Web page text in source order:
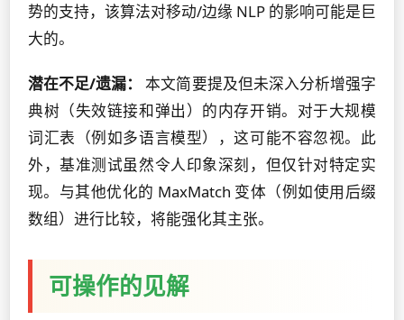
势的支持，该算法对移动/边缘 NLP 的影响可能是巨
大的。
潜在不足/遗漏：
本文简要提及但未深入分析增强字
典树（失效链接和弹出）的内存开销。对于大规模
词汇表（例如多语言模型），这可能不容忽视。此
外，基准测试虽然令人印象深刻，但仅针对特定实
现。与其他优化的 MaxMatch 变体（例如使用后缀
数组）进行比较，将能强化其主张。
可操作的见解